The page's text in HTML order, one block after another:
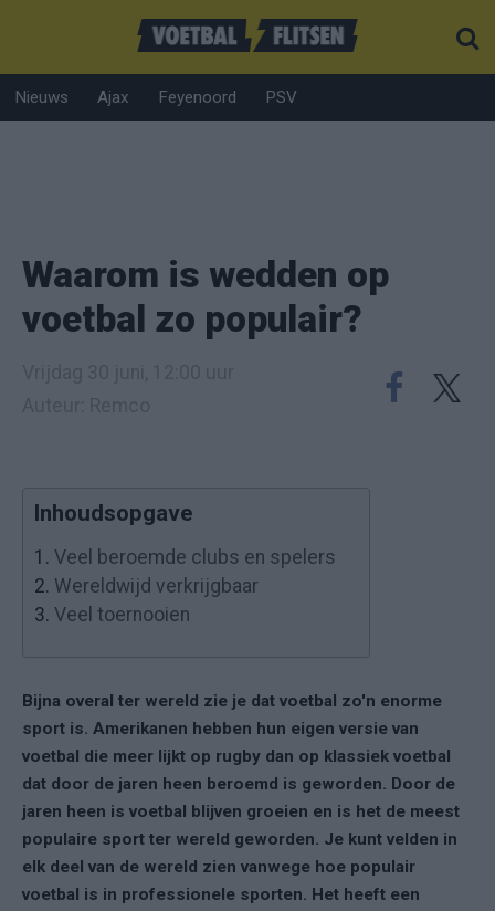
Nieuws Ajax Feyenoord PSV
Waarom is wedden op
voetbal zo populair?
Inhoudsopgave
1. Veel beroemde clubs en spelers
2. Wereldwijd verkrijgbaar
3. Veel toernooien
Bijna overal ter wereld zie je dat voetbal zo'n enorme
sport is. Amerikanen hebben hun eigen versie van
voetbal die meer lijkt op rugby dan op klassiek voetbal
dat door de jaren heen beroemd is geworden. Door de
jaren heen is voetbal blijven groeien en is het de meest
populaire sport ter wereld geworden. Je kunt velden in
elk deel van de wereld zien vanwege hoe populair
voetbal is in professionele sporten. Het heeft een